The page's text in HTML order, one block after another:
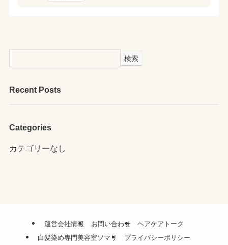
検索
Recent Posts
Categories
カテゴリーなし
運営会社情報 お問い合わせ
ヘアケアトーク
白髪染め専門美容室ソマリ
プライバシーポリシー